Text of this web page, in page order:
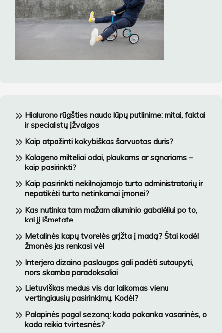
Hialurono rūgšties nauda lūpų putlinime: mitai, faktai
ir specialistų įžvalgos
Kaip atpažinti kokybiškas šarvuotas duris?
Kolageno milteliai odai, plaukams ar sąnariams –
kaip pasirinkti?
Kaip pasirinkti nekilnojamojo turto administratorių ir
nepatikėti turto netinkamai įmonei?
Kas nutinka tam mažam aliuminio gabalėliui po to,
kai jį išmetate
Metalinės kapų tvorelės grįžta į madą? Štai kodėl
žmonės jas renkasi vėl
Interjero dizaino paslaugos gali padėti sutaupyti,
nors skamba paradoksaliai
Lietuviškas medus vis dar laikomas vienu
vertingiausių pasirinkimų. Kodėl?
Palapinės pagal sezoną: kada pakanka vasarinės, o
kada reikia tvirtesnės?